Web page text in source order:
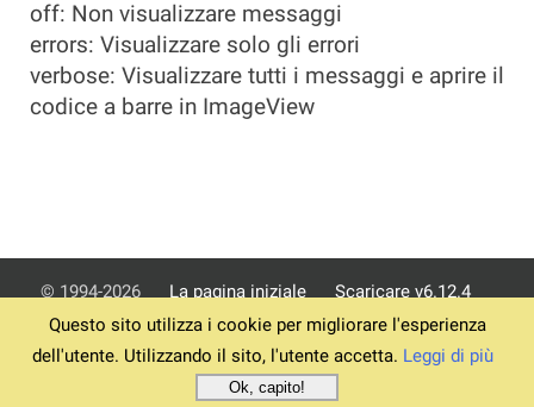
off: Non visualizzare messaggi
errors: Visualizzare solo gli errori
verbose: Visualizzare tutti i messaggi e aprire il
codice a barre in ImageView
© 1994-2026 La pagina iniziale Scaricare v6.12.4
Termini Informativa sulla privacy Impronta Assistenza
ordini
Questo sito utilizza i cookie per migliorare l'esperienza
dell'utente. Utilizzando il sito, l'utente accetta. Leggi di più
Ok, capito!